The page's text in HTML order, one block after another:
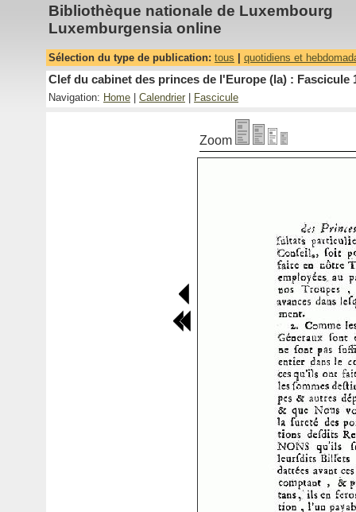
Bibliothèque nationale de Luxembourg
Luxemburgensia online
Sélection du type de publication: tous quotidiens et
Clef du cabinet des princes de l'Europe (la) : Fascicule
Navigation: Home Calendrier Fascicule
Zoom